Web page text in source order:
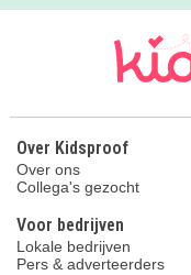
Over Kidsproof
Over ons
Collega's gezocht
Voor bedrijven
Lokale bedrijven
Pers & adverteerders